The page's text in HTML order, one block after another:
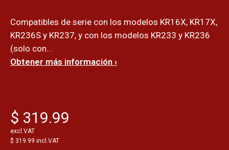
Compatibles de serie con los modelos KR16X, KR17X,
KR236S y KR237, y con los modelos KR233 y KR236
(solo con...
Obtener más información ›
$ 319.99
excl.VAT
$ 319.99 incl.VAT